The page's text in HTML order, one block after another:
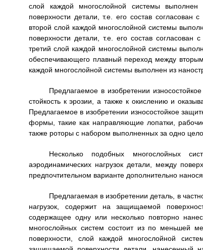
слой каждой многослойной системы
поверхности детали, т.е. его состав
второй слой каждой многослойной системы
поверхности детали, т.е. его состав
третий слой каждой многослойной системы
обеспечивающего плавный переход между
каждой многослойной системы выполнен из
Предлагаемое в изобретении
стойкость к эрозии, а также к окислению и
Предлагаемое в изобретении износостойкое
формы, такие как направляющие лопатки,
также роторы с набором выполненных за одно
Несколько подобных многослойных
аэродинамических нагрузок детали, между
предпочтительном варианте дополнительно
Предлагаемая в изобретении деталь, в
нагрузок, содержит на защищаемой
содержащее одну или несколько повторно
многослойных систем состоит из по меньшей
поверхности, слой каждой многослойной